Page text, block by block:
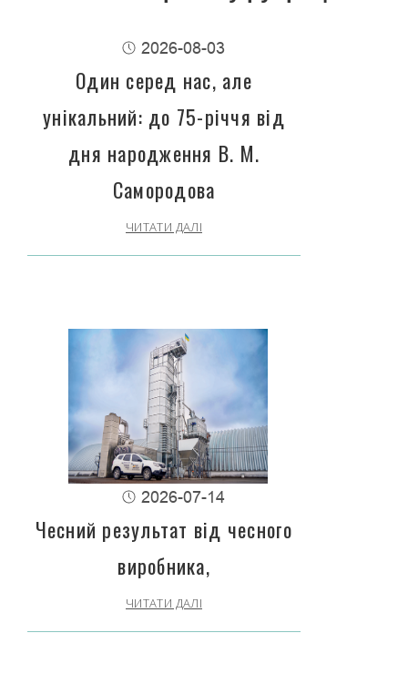
2026-08-03
Один серед нас, але
унікальний: до 75-річчя від
дня народження В. М.
Самородова
ЧИТАТИ ДАЛІ
2026-07-14
Чесний результат від чесного
виробника,
ЧИТАТИ ДАЛІ